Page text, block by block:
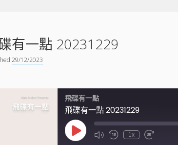
有一點 20231229
29/12/2023
飛碟有一點
飛碟有一點 20231229
Play
Episode
1x